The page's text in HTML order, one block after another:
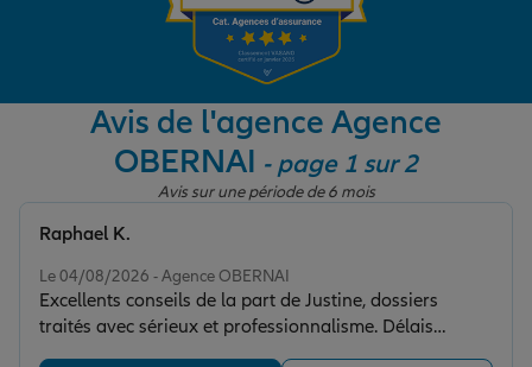
Garantie des accidents de la vie
Assurance scolaire
Protection juridique
Retraite
Avis de l'agence Agence
OBERNAI - page 1 sur 2
Avis sur une période de 6 mois
Le 04/08/2026 - Agence OBERNAI
Excellents conseils de la part de Justine, dossiers
traités avec sérieux et professionnalisme. Délais
rapides.
Raphael K.